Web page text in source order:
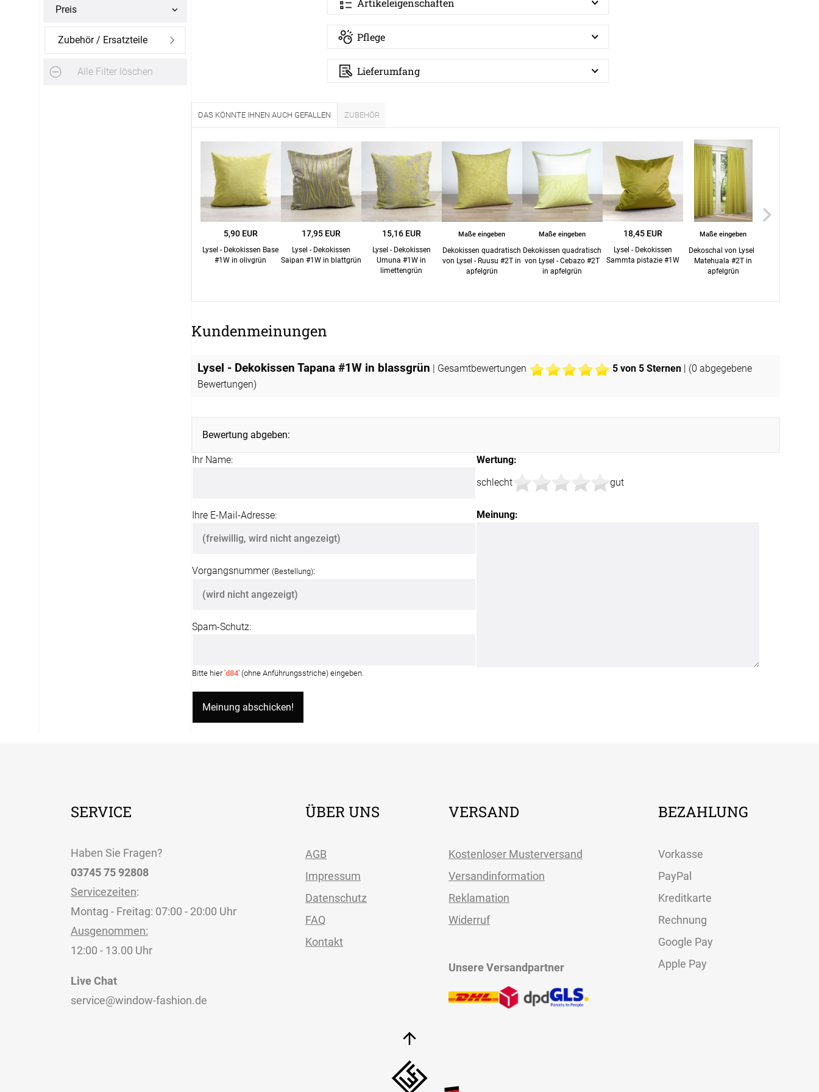
Alle Markisenstoffe
Massanfertigung
AGB
Impressum
Datenschutz
FAQ
Kontakt
Kostenloser Musterversand
Versandinformation
Reklamation
BEZAHLUNG
Vorkasse
PayPal
Kreditkarte
Google Pay
Preis
Zubehör / Ersatzteile
Alle Filter löschen
Artikeleigenschaften
Pflege
Lieferumfang
DAS KÖNNTE IHNEN AUCH GEFALLEN ZUBEHÖR
5,90 EUR
Lysel - Dekokissen Base
#1W in olivgrün
17,95 EUR
Lysel - Dekokissen
Saipan #1W in blattgrün
15,16 EUR
Lysel - Dekokissen
Umuna #1W in
limettengrün
Maße eingeben
Dekokissen quadratisch
von Lysel - Ruusu #2T in
apfelgrün
Maße eingeben
Dekokissen quadratisch
von Lysel - Cebazo #2T
in apfelgrün
18,45 EUR
Lysel - Dekokissen
Sammta pistazie #1W
Maße eingeben
Dekoschal von Lysel -
Matehuala #2T in
apfelgrün
Kundenmeinungen
Lysel - Dekokissen Tapana #1W in blassgrün | Gesamtbewertungen 5von 5 Sternen | (0 abgegebene
Bewertungen)
Bewertung abgeben:
Wertung:
schlecht
gut
Meinung:
Ihr Name:
Ihre E-Mail-Adresse:
Vorgangsnummer (Bestellung):
Spam-Schutz:
Bitte hier 'd84' (ohne Anführungsstriche) eingeben.
SERVICE
Haben Sie Fragen?
03745 75 92808
Servicezeiten:
Montag - Freitag: 07:00 - 20:00 Uhr
Ausgenommen:
12:00 - 13.00 Uhr
Live Chat
service@window-fashion.de
ÜBER UNS
AGB
Impressum
Datenschutz
FAQ
Kontakt
VERSAND
Kostenloser Musterversand
Versandinformation
Reklamation
Widerruf
Unsere Versandpartner
BEZAHLUNG
Vorkasse
PayPal
Kreditkarte
Rechnung
Google Pay
Apple Pay